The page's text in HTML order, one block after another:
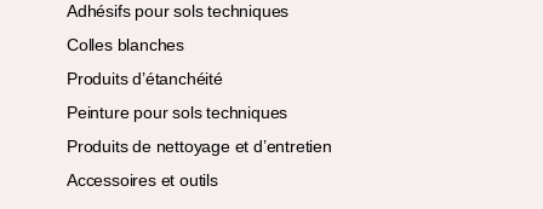
Adhésifs pour sols techniques
Colles blanches
Produits d’étanchéité
Peinture pour sols techniques
Produits de nettoyage et d’entretien
Accessoires et outils